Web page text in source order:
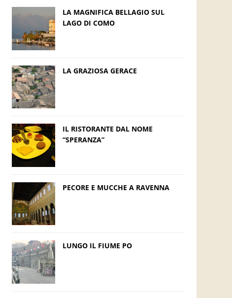
LA MAGNIFICA BELLAGIO SUL
LAGO DI COMO
LA GRAZIOSA GERACE
IL RISTORANTE DAL NOME
“SPERANZA”
PECORE E MUCCHE A RAVENNA
LUNGO IL FIUME PO